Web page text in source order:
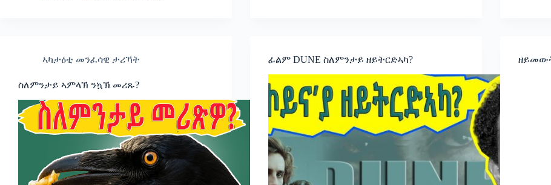
ኣካታዕቲ መንፈሳዊ ታሪኻት
ስለምንታይ ኣምላኽ ንኳኽ መሪጹ?
ፊልም DUNE ስለምንታይ ዘይትርድኣካ?